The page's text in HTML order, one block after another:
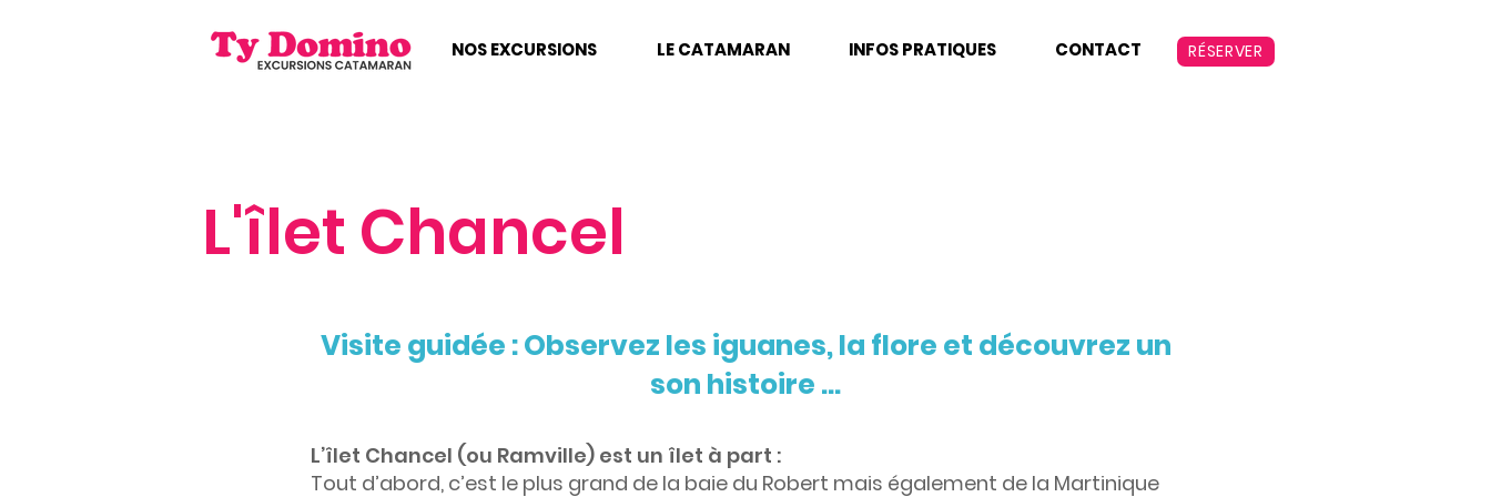
NOS EXCURSIONS LE CATAMARAN INFOS PRATIQUES CONTACT RÉSERVER
L'îlet Chancel
Visite guidée : Observez les iguanes, la flore et découvrez un
son histoire ...
L’îlet Chancel (ou Ramville) est un îlet à part :
Tout d’abord, c’est le plus grand de la baie du Robert mais également de la Martinique